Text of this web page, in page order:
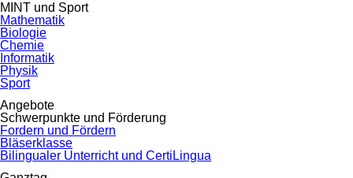
MINT und Sport
Mathematik
Biologie
Chemie
Informatik
Physik
Sport
Angebote
Schwerpunkte und Förderung
Fordern und Fördern
Bläserklasse
Bilingualer Unterricht und CertiLingua